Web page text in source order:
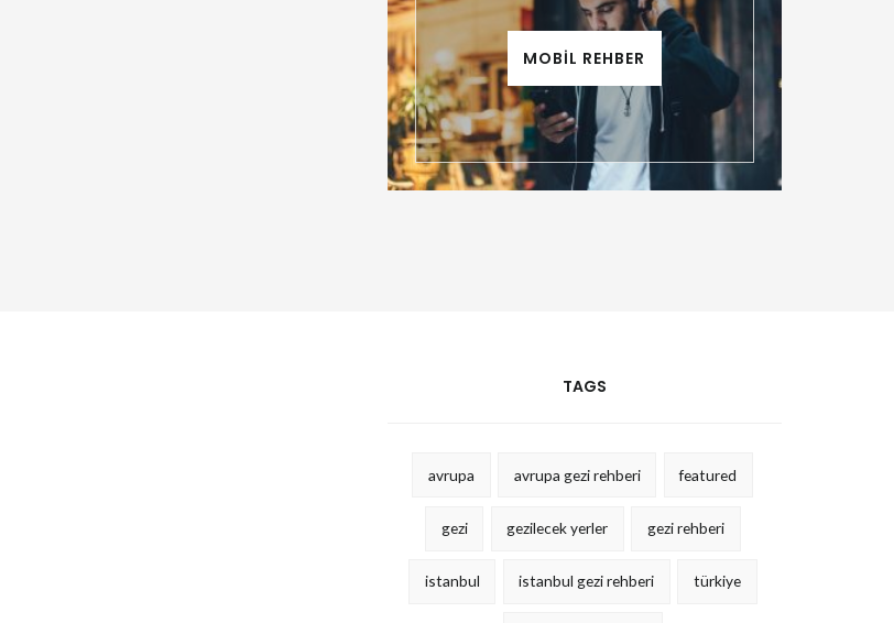
MOBİL REHBER
TAGS
avrupa avrupa gezi rehberi featured
gezi gezilecek yerler gezi rehberi
istanbul istanbul gezi rehberi türkiye